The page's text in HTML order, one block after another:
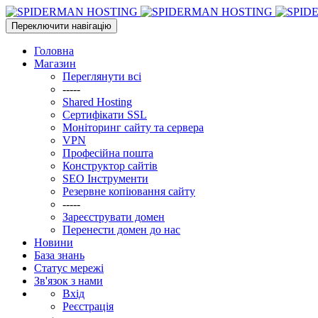
Переключити навігацію
Головна
Магазин
Переглянути всі
-----
Shared Hosting
Сертифікати SSL
Моніторинг сайту та сервера
VPN
Професійна пошта
Конструктор сайтів
SEO Інструменти
Резервне копіювання сайту
-----
Зареєструвати домен
Перенести домен до нас
Новини
База знань
Статус мережі
Зв'язок з нами
Вхід
Реєстрація